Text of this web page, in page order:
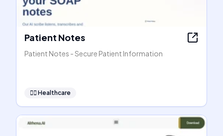
Patient Notes
Patient Notes - Secure Patient Information
👩‍⚕️ Healthcare